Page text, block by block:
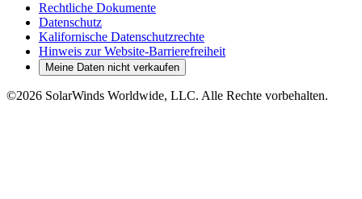
Rechtliche Dokumente
Datenschutz
Kalifornische Datenschutzrechte
Hinweis zur Website-Barrierefreiheit
Meine Daten nicht verkaufen
©2026 SolarWinds Worldwide, LLC. Alle Rechte vorbehalten.